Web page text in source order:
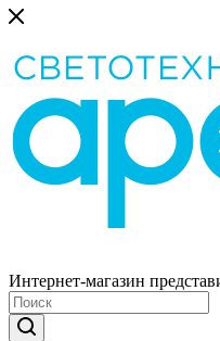
Интернет-магазин